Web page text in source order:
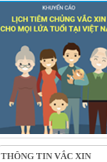
THÔNG TIN VẮC XIN